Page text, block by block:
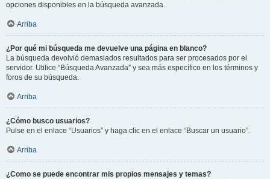
opciones disponibles en la búsqueda avanzada.
Arriba
¿Por qué mi búsqueda me devuelve una página en blanco?
La búsqueda devolvió demasiados resultados para ser procesados por el
servidor. Utilice “Búsqueda Avanzada” y sea más específico en los términos y
foros de su búsqueda.
Arriba
¿Cómo busco usuarios?
Pulse en el enlace “Usuarios” y haga clic en el enlace “Buscar un usuario”.
Arriba
¿Como se puede encontrar mis propios mensajes y temas?